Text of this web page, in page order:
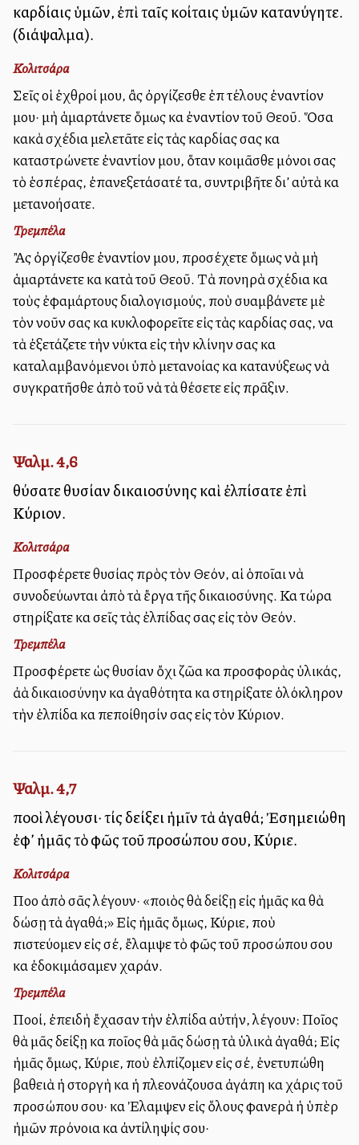
καρδίαις ὑμῶν, ἐπὶ ταῖς κοίταις ὑμῶν κατανύγητε.
(διάψαλμα).
Κολιτσάρα
Σεῖς οἱ ἐχθροί μου, ἂς ὀργίζεσθε ἐπὶ τέλους ἐναντίον
μου· μὴ ἁμαρτάνετε ὅμως καὶ ἐναντίον τοῦ Θεοῦ. Ὅσα
κακὰ σχέδια μελετᾶτε εἰς τὰς καρδίας σας καὶ
καταστρώνετε ἐναντίον μου, ὅταν κοιμᾶσθε μόνοι σας
τὸ ἑσπέρας, ἐπανεξετάσατέ τα, συντριβῆτε δι’ αὐτὰ καὶ
μετανοήσατε.
Τρεμπέλα
Ἂς ὀργίζεσθε ἐναντίον μου, προσέχετε ὅμως νὰ μὴ
ἁμαρτάνετε καὶ κατὰ τοῦ Θεοῦ. Τὰ πονηρὰ σχέδια καὶ
τοὺς ἐφαμάρτους διαλογισμούς, ποὺ συλλαμβάνετε μὲ
τὸν νοῦν σας καὶ κυκλοφορεῖτε εἰς τὰς καρδίας σας, να
τὰ ἐξετάζετε τὴν νύκτα εἰς τὴν κλίνην σας καὶ
καταλαμβανόμενοι ὑπὸ μετανοίας καὶ κατανύξεως νὰ
συγκρατῆσθε ἀπὸ τοῦ νὰ τὰ θέσετε εἰς πρᾶξιν.
Ψαλμ. 4,6
θύσατε θυσίαν δικαιοσύνης καὶ ἐλπίσατε ἐπὶ
Κύριον.
Κολιτσάρα
Προσφέρετε θυσίας πρὸς τὸν Θεόν, αἱ ὁποῖαι νὰ
συνοδεύωνται ἀπὸ τὰ ἔργα τῆς δικαιοσύνης. Καὶ τώρα
στηρίξατε καὶ σεῖς τὰς ἐλπίδας σας εἰς τὸν Θεόν.
Τρεμπέλα
Προσφέρετε ὡς θυσίαν ὄχι ζῶα καὶ προσφορὰς ὑλικάς,
ἀλλὰ δικαιοσύνην καὶ ἀγαθότητα καὶ στηρίξατε ὁλόκληρον
τὴν ἐλπίδα καὶ πεποίθησίν σας εἰς τὸν Κύριον.
Ψαλμ. 4,7
πολλοὶ λέγουσι· τίς δείξει ἡμῖν τὰ ἀγαθά; Ἐσημειώθη
ἐφ’ ἡμᾶς τὸ φῶς τοῦ προσώπου σου, Κύριε.
Κολιτσάρα
Πολλοὶ ἀπὸ σᾶς λέγουν· «ποιὸς θὰ δείξῃ εἰς ἡμᾶς καὶ θὰ
δώσῃ τὰ ἀγαθά;» Εἰς ἡμᾶς ὅμως, Κύριε, ποὺ
πιστεύομεν εἰς σέ, ἔλαμψε τὸ φῶς τοῦ προσώπου σου
καὶ ἐδοκιμάσαμεν χαράν.
Τρεμπέλα
Πολλοί, ἐπειδὴ ἔχασαν τὴν ἐλπίδα αὐτήν, λέγουν: Ποῖος
θὰ μᾶς δείξῃ καὶ ποῖος θὰ μᾶς δώσῃ τὰ ὑλικὰ ἀγαθά; Εἰς
ἡμᾶς ὅμως, Κύριε, ποὺ ἐλπίζομεν εἰς σέ, ἐνετυπώθη
βαθειὰ ἡ στοργὴ καὶ ἡ πλεονάζουσα ἀγάπη καὶ χάρις τοῦ
προσώπου σου· καὶ Ἐλαμψεν εἰς ὅλους φανερὰ ἡ ὑπὲρ
ἡμῶν πρόνοια καὶ ἀντίληψίς σου·